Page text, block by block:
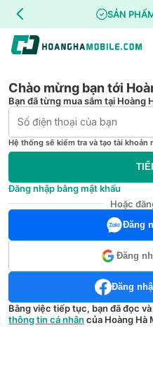
SẢN
Chào mừng bạn tới
Bạn đã từng mua sắm tại Hoàng
Hệ thống sẽ kiểm tra và tạo tài khoản
Đăng nhập bằng mật khẩu
Hoặc
Đăng
Đăng
Đăng
Bằng việc tiếp tục, bạn đã đọc
thông tin cá nhân của Hoàng Hà